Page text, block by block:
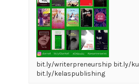
bit.ly/writerpreneurship bit.ly/
bit.ly/kelaspublishing